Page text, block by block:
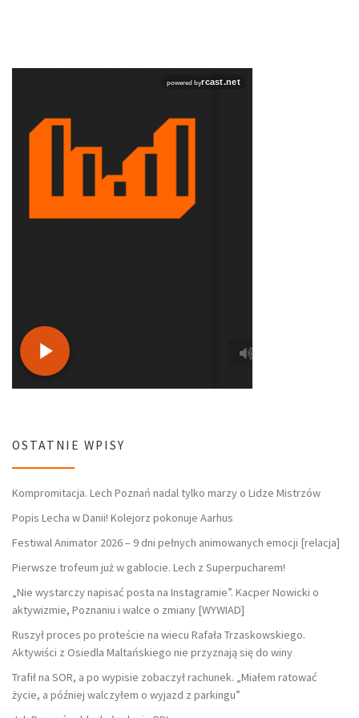
OSTATNIE WPISY
Kompromitacja. Lech Poznań nadal tylko marzy o Lidze Mistrzów
Popis Lecha w Danii! Kolejorz pokonuje Aarhus
Festiwal Animator 2026 – 9 dni pełnych animowanych emocji [relacja]
Pierwsze trofeum już w gablocie. Lech z Superpucharem!
„Nie wystarczy napisać posta na Instagramie”. Kacper Nowicki o
aktywizmie, Poznaniu i walce o zmiany [WYWIAD]
Ruszył proces po proteście na wiecu Rafała Trzaskowskiego.
Aktywiści z Osiedla Maltańskiego nie przyznają się do winy
Trafił na SOR, a po wypisie zobaczył rachunek. „Miałem ratować
życie, a później walczyłem o wyjazd z parkingu”